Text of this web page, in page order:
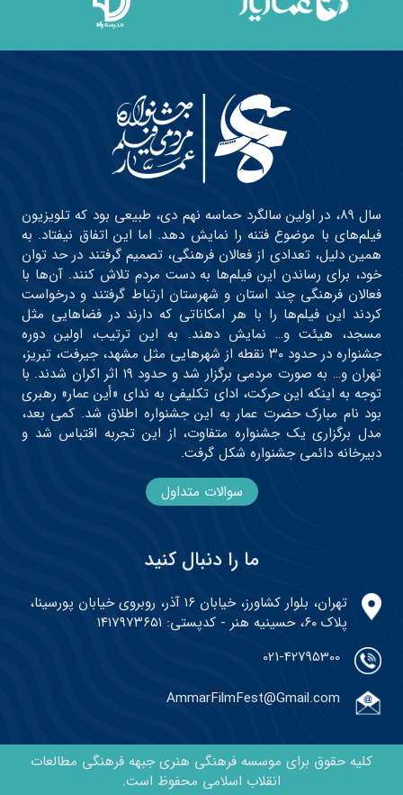
سال ۸۹، در اولین سالگرد حماسه نهم دی، طبیعی بود که تلویزیون
فیلم‌های با موضوع فتنه را نمایش دهد. اما این اتفاق نیفتاد. به
همین دلیل، تعدادی از فعالان فرهنگی، تصمیم گرفتند در حد توان
خود، برای رساندن این فیلم‌ها به دست مردم تلاش کنند. آن‌ها با
فعالان فرهنگی چند استان و شهرستان ارتباط گرفتند و درخواست
کردند این فیلم‌ها را با هر امکاناتی که دارند در فضاهایی مثل
مسجد، هیئت و… نمایش دهند. به این ترتیب، اولین دوره
جشنواره در حدود ۳۰ نقطه از شهرهایی مثل مشهد، جیرفت، تبریز،
تهران و… به صورت مردمی برگزار شد و حدود ۱۹ اثر اکران شدند. با
توجه به اینکه این حرکت، ادای تکلیفی به ندای «أین عمار» رهبری
بود نام مبارک حضرت عمار به این جشنواره اطلاق شد. کمی بعد،
مدل برگزاری یک جشنواره متفاوت، از این تجربه اقتباس شد و
دبیرخانه دائمی جشنواره شکل گرفت.
سوالات متداول
ما را دنبال کنید
تهران، بلوار کشاورز، خیابان ۱۶ آذر، روبروی خیابان پورسینا،
پلاک ۶۰، حسینیه هنر - کدپستی: ۱۴۱۷۹۷۳۶۵۱
021-42795300
AmmarFilmFest@Gmail.com
کلیه حقوق برای موسسه فرهنگی هنری جبهه فرهنگی مطالعات
انقلاب اسلامی محفوظ است.